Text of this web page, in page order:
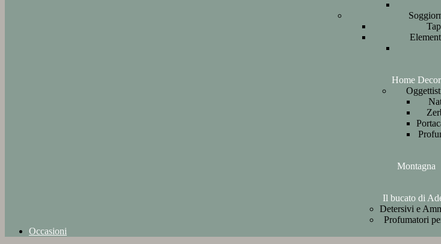
Home Decor
Montagna
Il bucato di
Detersivi e
Profumatori
Occasioni